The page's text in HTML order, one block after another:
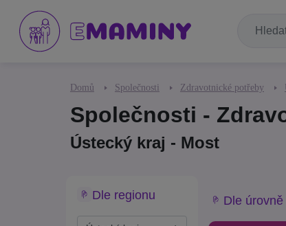
Domů Společnosti Zdravotnické potřeby
Společnosti -
Ústecký kraj - Most
Dle regionu Dle